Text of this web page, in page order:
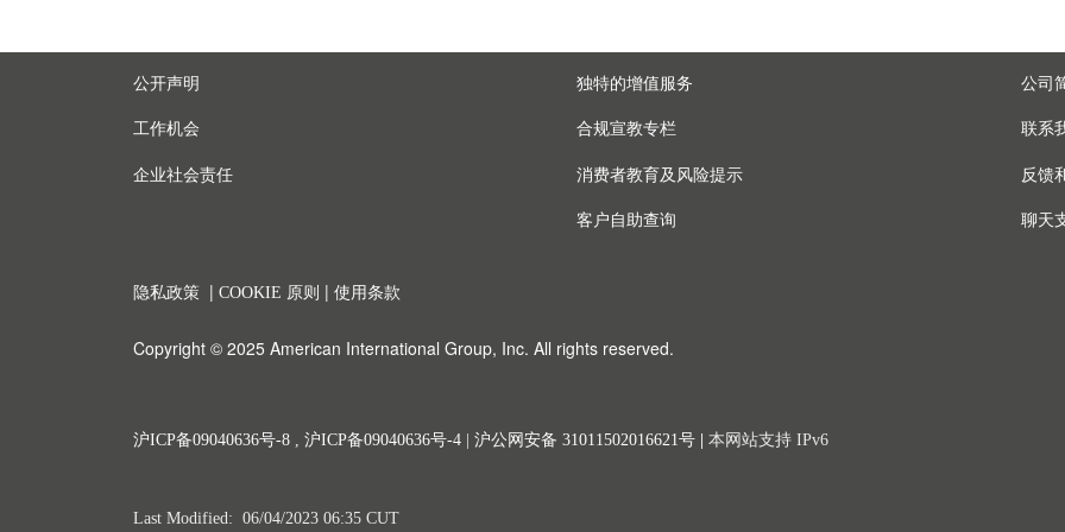
公开声明
工作机会
企业社会责任
独特的增值服务
合规宣教专栏
消费者教育及风险提示
客户自助查询
公司
联系
反馈
聊天
隐私政策| COOKIE 原则 | 使用条款
Copyright © 2025 American International Group, Inc. All rights reserved.
沪ICP备09040636号-8, 沪ICP备09040636号-4| 沪公网安备 31011502016621号| 本网站支持 IPv6
Last Modified: 06/04/2023 06:35 CUT